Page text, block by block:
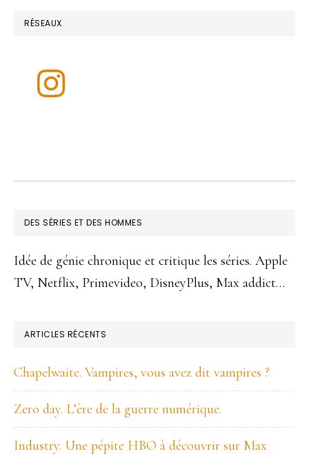
RÉSEAUX
FOOTER
DES SÉRIES ET DES HOMMES
Idée de génie chronique et critique les séries. Apple
TV, Netflix, Primevideo, DisneyPlus, Max addict…
ARTICLES RÉCENTS
Chapelwaite. Vampires, vous avez dit vampires ?
Zero day. L’ère de la guerre numérique.
Industry. Une pépite HBO à découvrir sur Max